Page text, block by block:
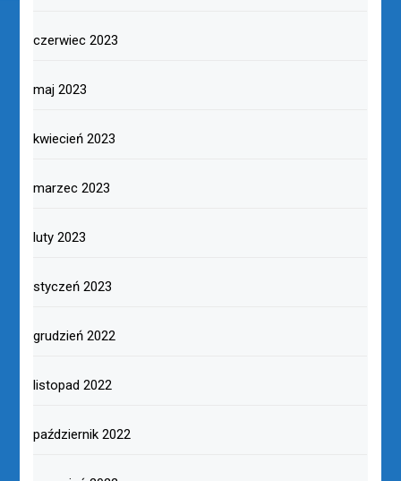
czerwiec 2023
maj 2023
kwiecień 2023
marzec 2023
luty 2023
styczeń 2023
grudzień 2022
listopad 2022
październik 2022